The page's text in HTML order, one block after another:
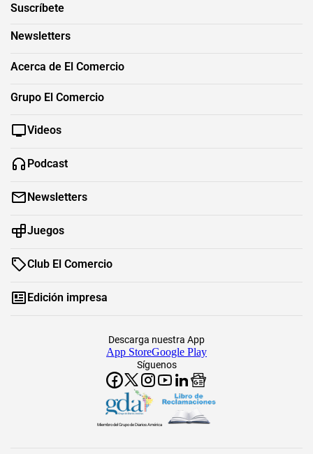
Suscríbete
Newsletters
Acerca de El Comercio
Grupo El Comercio
Videos
Podcast
Newsletters
Juegos
Club El Comercio
Edición impresa
Síguenos
Descarga nuestra App
App StoreGoogle Play
Miembro del Grupo de Diarios América